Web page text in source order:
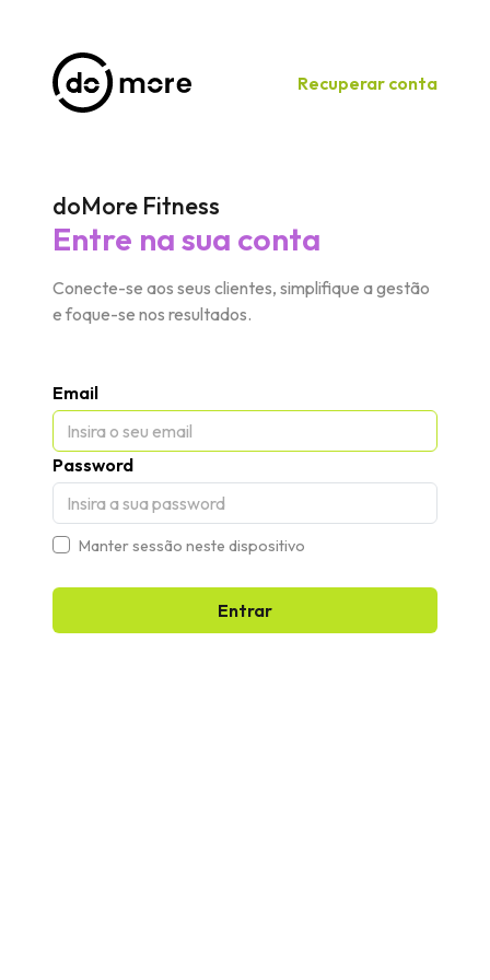
Recuperar conta
doMore Fitness
Entre na sua conta
Conecte-se aos seus clientes, simplifique a gestão
e foque-se nos resultados.
Email
Password
Manter sessão neste dispositivo
Entrar